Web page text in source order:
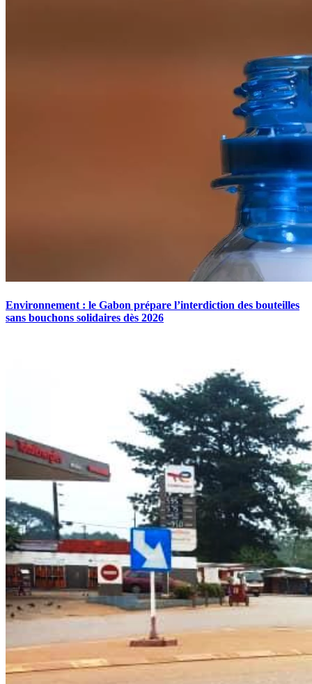
Environnement : le Gabon prépare l’interdiction des bouteilles
sans bouchons solidaires dès 2026